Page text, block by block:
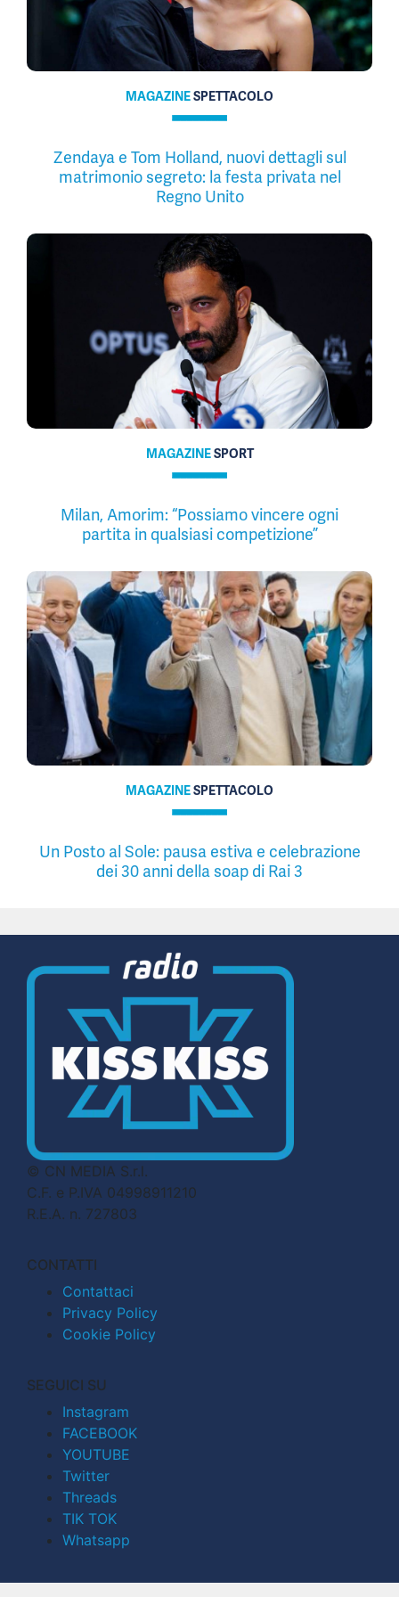
MAGAZINESPETTACOLO
Zendaya e Tom Holland, nuovi dettagli sul
matrimonio segreto: la festa privata nel
Regno Unito
MAGAZINESPORT
Milan, Amorim: “Possiamo vincere ogni
partita in qualsiasi competizione”
MAGAZINESPETTACOLO
Un Posto al Sole: pausa estiva e celebrazione
dei 30 anni della soap di Rai 3
© CN MEDIA S.r.l.
C.F. e P.IVA 04998911210
R.E.A. n. 727803
CONTATTI
Contattaci
Privacy Policy
Cookie Policy
SEGUICI SU
Instagram
FACEBOOK
YOUTUBE
Twitter
Threads
TIK TOK
Whatsapp